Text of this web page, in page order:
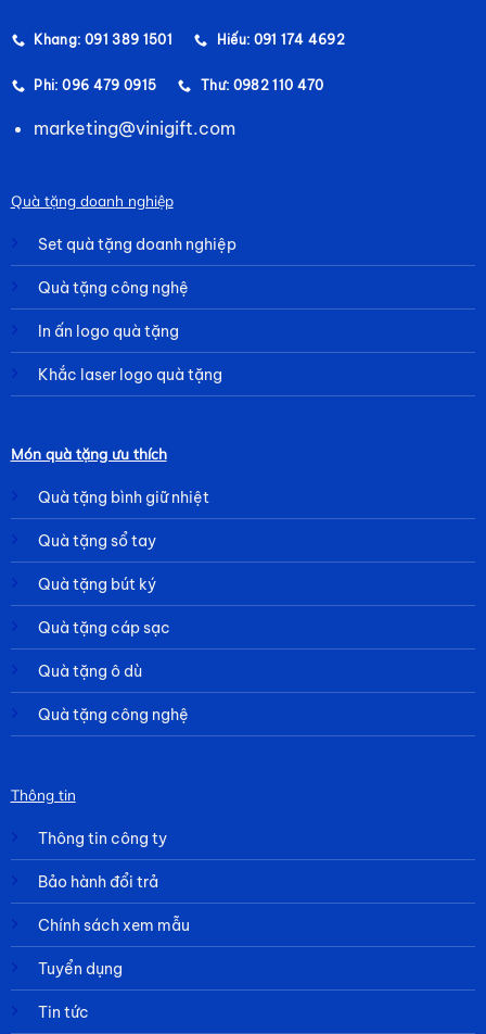
Khang: 091 389 1501 Hiếu: 091 174 4692
Phi: 096 479 0915 Thư: 0982 110 470
marketing@vinigift.com
Quà tặng doanh nghiệp
Set quà tặng doanh nghiệp
Quà tặng công nghệ
In ấn logo quà tặng
Khắc laser logo quà tặng
Món quà tặng ưu thích
Quà tặng bình giữ nhiệt
Quà tặng sổ tay
Quà tặng bút ký
Quà tặng cáp sạc
Quà tặng ô dù
Quà tặng công nghệ
Thông tin
Thông tin công ty
Bảo hành đổi trả
Chính sách xem mẫu
Tuyển dụng
Tin tức